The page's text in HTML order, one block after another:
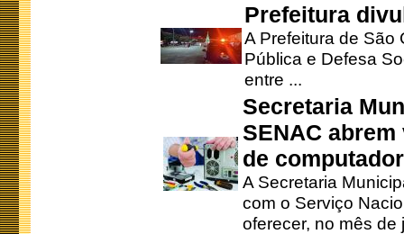
Prefeitura
A Prefeitura de São
Pública e Defesa
entre ...
Secretaria
SENAC
de
A Secretaria
com o Serviço
oferecer, no mês de